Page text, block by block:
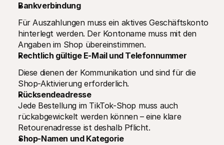
Bankverbindung
Für Auszahlungen muss ein aktives Geschäftskonto
hinterlegt werden. Der Kontoname muss mit den
Angaben im Shop übereinstimmen.
Rechtlich gültige E-Mail und Telefonnummer
Diese dienen der Kommunikation und sind für die
Shop-Aktivierung erforderlich.
Rücksendeadresse
Jede Bestellung im TikTok-Shop muss auch
rückabgewickelt werden können – eine klare
Retourenadresse ist deshalb Pflicht.
Shop-Namen und Kategorie